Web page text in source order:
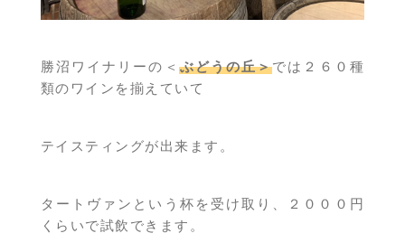
勝沼ワイナリーの＜ぶどうの丘＞では２６０種
類のワインを揃えていて
テイスティングが出来ます。
タートヴァンという杯を受け取り、２０００円
くらいで試飲できます。